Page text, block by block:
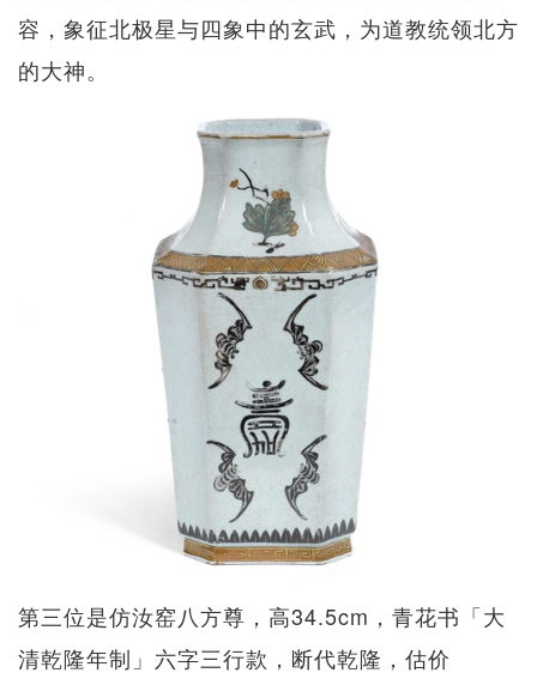
容，象征北极星与四象中的玄武，为道教统领北方
的大神。
第三位是仿汝窑八方尊，高34.5cm，青花书「大
清乾隆年制」六字三行款，断代乾隆，估价